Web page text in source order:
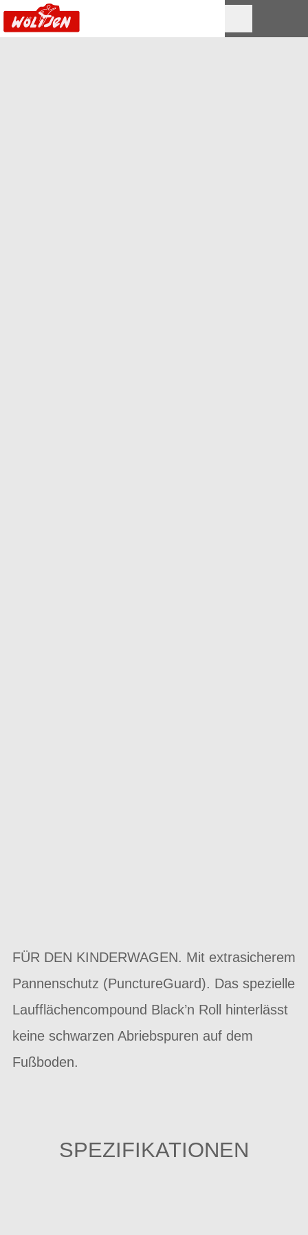
FÜR DEN KINDERWAGEN. Mit extrasicherem
Pannenschutz (PunctureGuard). Das spezielle
Laufflächencompound Black’n Roll hinterlässt
keine schwarzen Abriebspuren auf dem
Fußboden.
SPEZIFIKATIONEN